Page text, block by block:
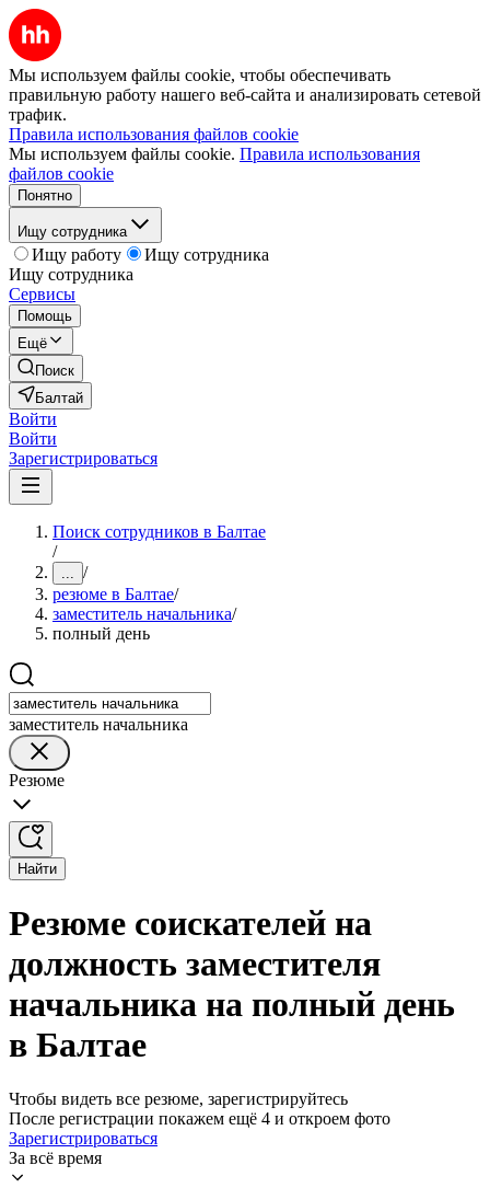
Мы используем файлы cookie, чтобы обеспечивать
правильную работу нашего веб-сайта и анализировать сетевой
трафик.
Правила использования файлов cookie
Мы используем файлы cookie. Правила использования
файлов cookie
Понятно
Ищу сотрудника
Ищу работу
Ищу сотрудника
Ищу сотрудника
Сервисы
Помощь
Ещё
Поиск
Балтай
Войти
Войти
Зарегистрироваться
Поиск сотрудников в Балтае
/
... /
резюме в Балтае/
заместитель начальника/
полный день
заместитель начальника
Резюме
Найти
Резюме соискателей на
должность заместителя
начальника на полный день
в Балтае
Чтобы видеть все резюме, зарегистрируйтесь
После регистрации покажем ещё 4 и откроем фото
Зарегистрироваться
За всё время